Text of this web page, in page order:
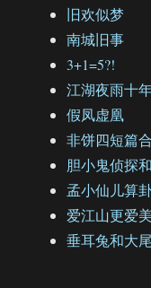
旧欢似梦
南城旧事
3+1=5?!
江湖夜雨十
假凤虚凰
非饼四短篇
胆小鬼侦探
孟小仙儿算
爱江山更爱
垂耳兔和大